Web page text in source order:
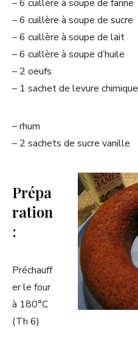
– 6 cuillère à soupe de farine
– 6 cuillère à soupe de sucre
– 6 cuillère à soupe de lait
– 6 cuillère à soupe d’huile
– 2 oeufs
– 1 sachet de levure chimique
– rhum
– 2 sachets de sucre vanille
Prépa
ration
:
Préchauff
er le four
à 180°C
(Th 6)